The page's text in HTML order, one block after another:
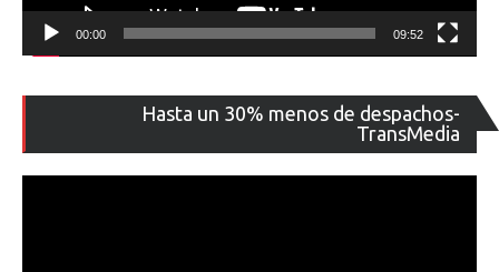
00:00 09:52
Hasta un 30% menos de despachos-
TransMedia
de